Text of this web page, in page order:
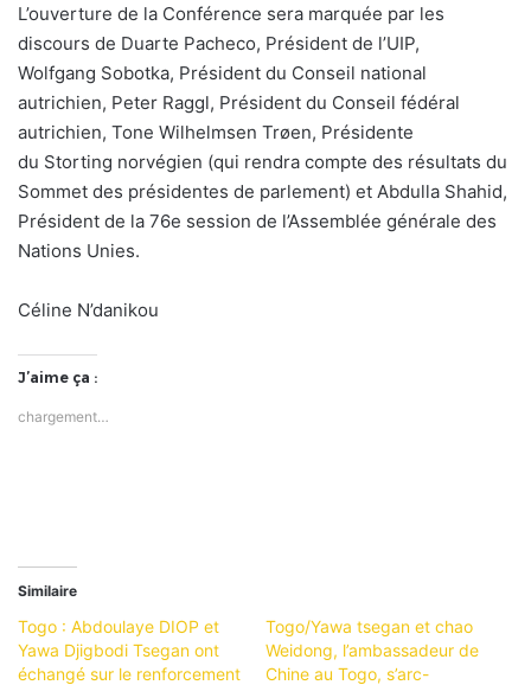
L’ouverture de la Conférence sera marquée par les
discours de Duarte Pacheco, Président de l’UIP,
Wolfgang Sobotka, Président du Conseil national
autrichien, Peter Raggl, Président du Conseil fédéral
autrichien, Tone Wilhelmsen Trøen, Présidente
du Storting norvégien (qui rendra compte des résultats du
Sommet des présidentes de parlement) et Abdulla Shahid,
Président de la 76e session de l’Assemblée générale des
Nations Unies.
Céline N’danikou
J’aime ça :
chargement…
Similaire
Togo : Abdoulaye DIOP et
Yawa Djigbodi Tsegan ont
échangé sur le renforcement
Togo/Yawa tsegan et chao
Weidong, l’ambassadeur de
Chine au Togo, s’arc-